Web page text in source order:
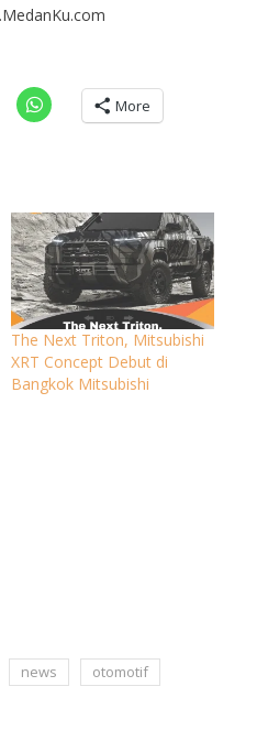
More
The Next Triton, Mitsubishi
XRT Concept Debut di
Bangkok Mitsubishi
news
otomotif